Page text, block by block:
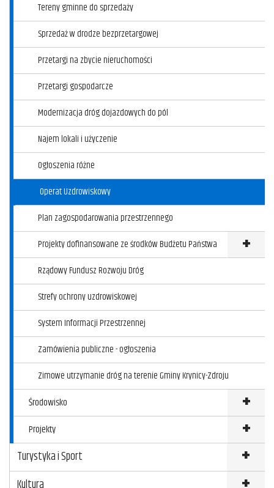
Tereny gminne do sprzedaży
Sprzedaż w drodze bezprzetargowej
Przetargi na zbycie nieruchomości
Przetargi gospodarcze
Modernizacja dróg dojazdowych do pól
Najem lokali i użyczenie
Ogłoszenia różne
Operat Uzdrowiskowy
Plan zagospodarowania przestrzennego
Projekty dofinansowane ze środków Budżetu Państwa
Kliknij
Rządowy Fundusz Rozwoju Dróg
Strefy ochrony uzdrowiskowej
System Informacji Przestrzennej
Zamówienia publiczne - ogłoszenia
Zimowe utrzymanie dróg na terenie Gminy Krynicy-Zdroju
Środowisko
Projekty
Turystyka i Sport